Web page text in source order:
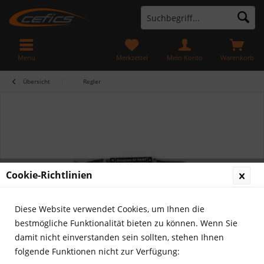
Menü Warenkorb
Merkzettel Mein Konto
Übersicht Regler
Cookie-Richtlinien
Diese Website verwendet Cookies, um Ihnen die
bestmögliche Funktionalität bieten zu können. Wenn Sie
damit nicht einverstanden sein sollten, stehen Ihnen
folgende Funktionen nicht zur Verfügung: